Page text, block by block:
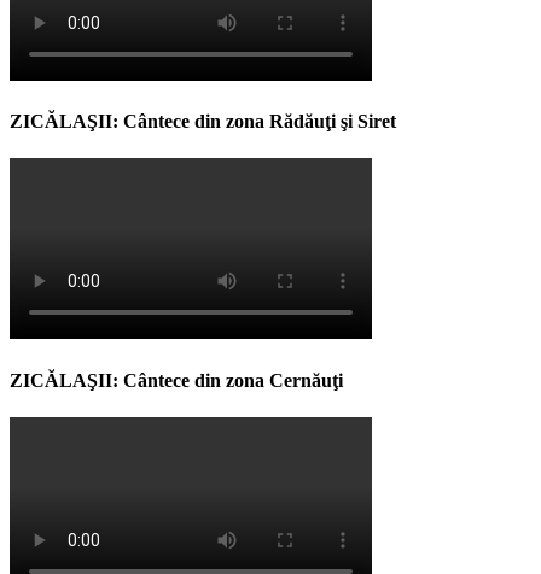
ZICĂLAŞII: Cântece din zona Rădăuţi şi Siret
ZICĂLAŞII: Cântece din zona Cernăuţi